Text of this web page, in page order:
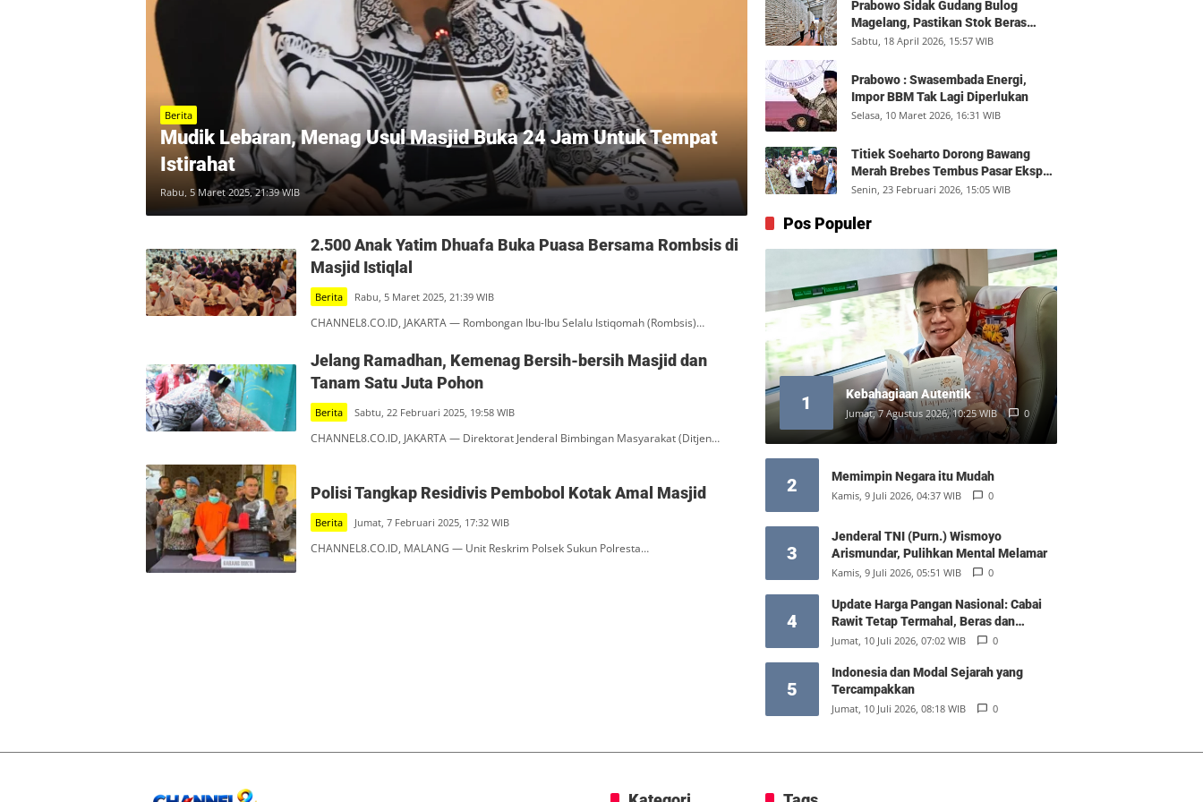
Berita
Mudik Lebaran, Menag Usul Masjid Buka 24 Jam Untuk Tempat
Istirahat
Rabu, 5 Maret 2025, 21:39 WIB
2.500 Anak Yatim Dhuafa Buka Puasa Bersama Rombsis di
Masjid Istiqlal
Berita Rabu, 5 Maret 2025, 21:39 WIB
CHANNEL8.CO.ID, JAKARTA — Rombongan Ibu-Ibu Selalu Istiqomah (Rombsis)…
Jelang Ramadhan, Kemenag Bersih-bersih Masjid dan
Tanam Satu Juta Pohon
Berita Sabtu, 22 Februari 2025, 19:58 WIB
CHANNEL8.CO.ID, JAKARTA — Direktorat Jenderal Bimbingan Masyarakat (Ditjen…
Polisi Tangkap Residivis Pembobol Kotak Amal Masjid
Berita Jumat, 7 Februari 2025, 17:32 WIB
CHANNEL8.CO.ID, MALANG — Unit Reskrim Polsek Sukun Polresta…
Prabowo Sidak Gudang Bulog
Magelang, Pastikan Stok Beras
Aman dan Distribusi Lancar
Sabtu, 18 April 2026, 15:57 WIB
Prabowo : Swasembada Energi,
Impor BBM Tak Lagi Diperlukan
Selasa, 10 Maret 2026, 16:31 WIB
Titiek Soeharto Dorong Bawang
Merah Brebes Tembus Pasar Ekspor,
Petani Bisa Untung Rp350 Juta per
Senin, 23 Februari 2026, 15:05 WIB
Pos Populer
1 Kebahagiaan Autentik
Jumat, 7 Agustus 2026, 10:25 WIB 0
2 Memimpin Negara itu Mudah
Kamis, 9 Juli 2026, 04:37 WIB 0
3
Jenderal TNI (Purn.) Wismoyo
Arismundar, Pulihkan Mental Melamar
Kamis, 9 Juli 2026, 05:51 WIB 0
4
Update Harga Pangan Nasional: Cabai
Rawit Tetap Termahal, Beras dan
Minyak Goreng Stabil
Jumat, 10 Juli 2026, 07:02 WIB 0
5
Indonesia dan Modal Sejarah yang
Tercampakkan
Jumat, 10 Juli 2026, 08:18 WIB 0